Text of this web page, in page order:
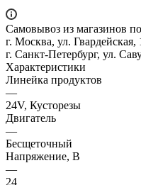
Самовывоз из магазинов
г. Москва, ул. Гвардейская,
г. Санкт-Петербург, ул.
Характеристики
Линейка продуктов
—
24V, Кусторезы
Двигатель
—
Бесщеточный
Напряжение, В
—
24